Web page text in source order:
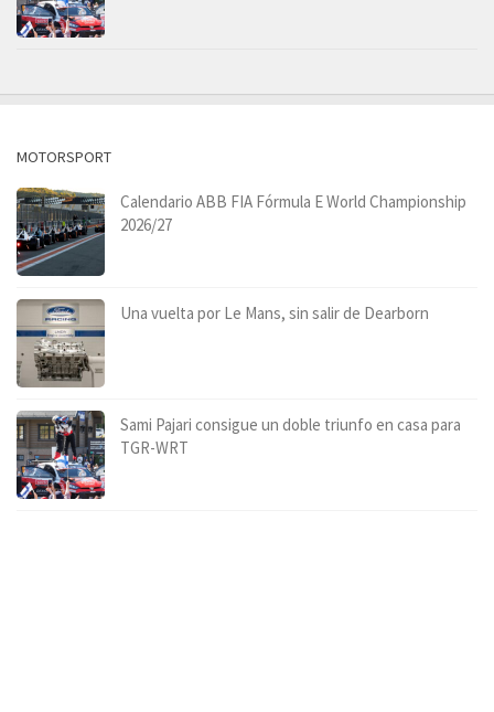
MOTORSPORT
Calendario ABB FIA Fórmula E World Championship
2026/27
Una vuelta por Le Mans, sin salir de Dearborn
Sami Pajari consigue un doble triunfo en casa para
TGR-WRT